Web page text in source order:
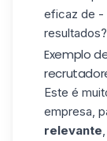
eficaz de -
resultados?
Exemplo
Este é
empresa,
relevante